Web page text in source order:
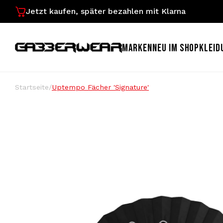
Jetzt kaufen, später bezahlen mit Klarna
MARKENNEU IM SHOP
Startseite/Uptempo Fächer 'Signature'